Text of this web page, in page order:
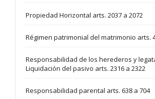
Propiedad Horizontal arts. 2037 a 2072
Régimen patrimonial del matrimonio arts.
Responsabilidad de los herederos y
Liquidación del pasivo arts. 2316 a 2322
Responsabilidad parental arts. 638 a 704